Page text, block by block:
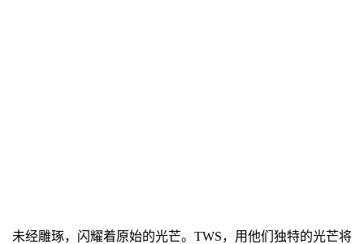
未经雕琢，闪耀着原始的光芒。TWS，用他们独特的光芒将